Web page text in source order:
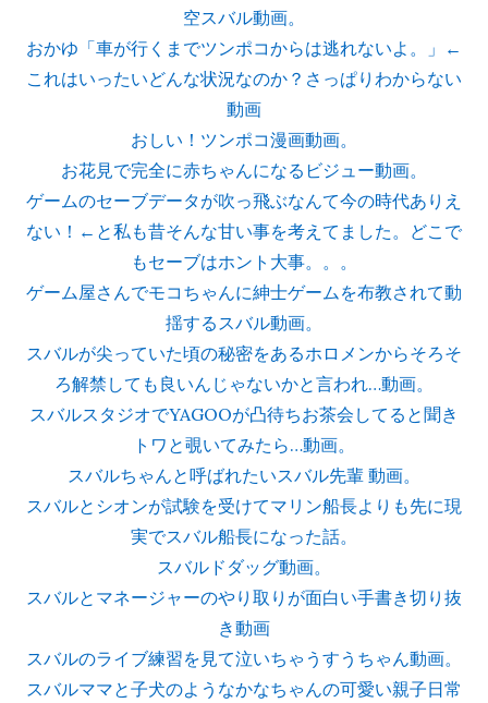
空スバル動画。
おかゆ「車が行くまでツンポコからは逃れないよ。」←
これはいったいどんな状況なのか？さっぱりわからない
動画
おしい！ツンポコ漫画動画。
お花見で完全に赤ちゃんになるビジュー動画。
ゲームのセーブデータが吹っ飛ぶなんて今の時代ありえ
ない！←と私も昔そんな甘い事を考えてました。どこで
もセーブはホント大事。。。
ゲーム屋さんでモコちゃんに紳士ゲームを布教されて動
揺するスバル動画。
スバルが尖っていた頃の秘密をあるホロメンからそろそ
ろ解禁しても良いんじゃないかと言われ…動画。
スバルスタジオでYAGOOが凸待ちお茶会してると聞き
トワと覗いてみたら…動画。
スバルちゃんと呼ばれたいスバル先輩 動画。
スバルとシオンが試験を受けてマリン船長よりも先に現
実でスバル船長になった話。
スバルドダッグ動画。
スバルとマネージャーのやり取りが面白い手書き切り抜
き動画
スバルのライブ練習を見て泣いちゃうすうちゃん動画。
スバルママと子犬のようなかなちゃんの可愛い親子日常